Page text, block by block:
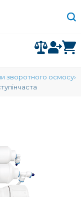
зворотного осмосу